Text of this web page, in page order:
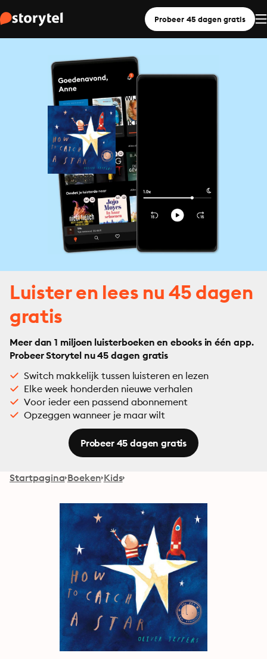
Probeer 45 dagen gratis
Luister en lees nu 45 dagen
gratis
Meer dan 1 miljoen luisterboeken en ebooks in één app.
Probeer Storytel nu 45 dagen gratis
Switch makkelijk tussen luisteren en lezen
Elke week honderden nieuwe verhalen
Voor ieder een passend abonnement
Opzeggen wanneer je maar wilt
Probeer 45 dagen gratis
Startpagina Boeken Kids